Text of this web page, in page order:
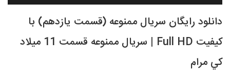
دانلود رايگان سريال ممنوعه (قسمت يازدهم) با
کيفيت Full HD | سريال ممنوعه قسمت 11 ميلاد
کي مرام